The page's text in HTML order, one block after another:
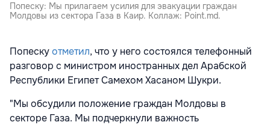
Попеску: Мы прилагаем усилия для эвакуации граждан
Молдовы из сектора Газа в Каир. Коллаж: Point.md.
Попескуотметил, что у него состоялся телефонный
разговор с министром иностранных дел Арабской
Республики Египет Самехом Хасаном Шукри.
"Мы обсудили положение граждан Молдовы в
секторе Газа. Мы подчеркнули важность